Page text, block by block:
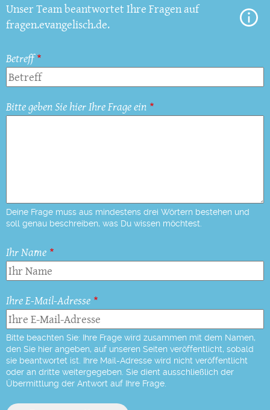
Unser Team beantwortet Ihre Fragen auf
fragen.evangelisch.de.
Betreff
Bitte geben Sie hier Ihre Frage ein
Deine Frage muss aus mindestens drei Wörtern bestehen und
soll genau beschreiben, was Du wissen möchtest.
Ihr Name
Ihre E-Mail-Adresse
Bitte beachten Sie: Ihre Frage wird zusammen mit dem Namen,
den Sie hier angeben, auf unseren Seiten veröffentlicht, sobald
sie beantwortet ist. Ihre Mail-Adresse wird nicht veröffentlicht
oder an dritte weitergegeben. Sie dient ausschließlich der
Übermittlung der Antwort auf Ihre Frage.